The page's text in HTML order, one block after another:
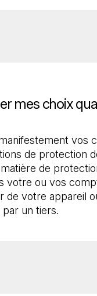
mes choix
vos
de protection
de
votre ou vos
de votre appareil
un tiers.